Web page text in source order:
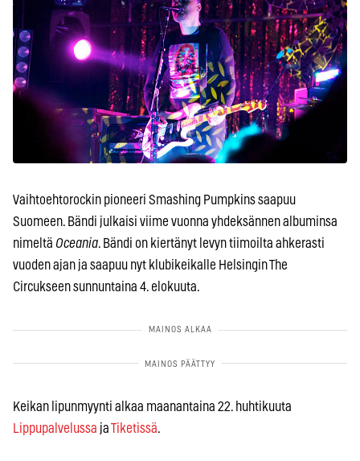
Vaihtoehtorockin pioneeri Smashing Pumpkins saapuu
Suomeen. Bändi julkaisi viime vuonna yhdeksännen albuminsa
nimeltä Oceania. Bändi on kiertänyt levyn tiimoilta ahkerasti
vuoden ajan ja saapuu nyt klubikeikalle Helsingin The
Circukseen sunnuntaina 4. elokuuta.
Keikan lipunmyynti alkaa maanantaina 22. huhtikuuta
Lippupalvelussa jaTiketissä.